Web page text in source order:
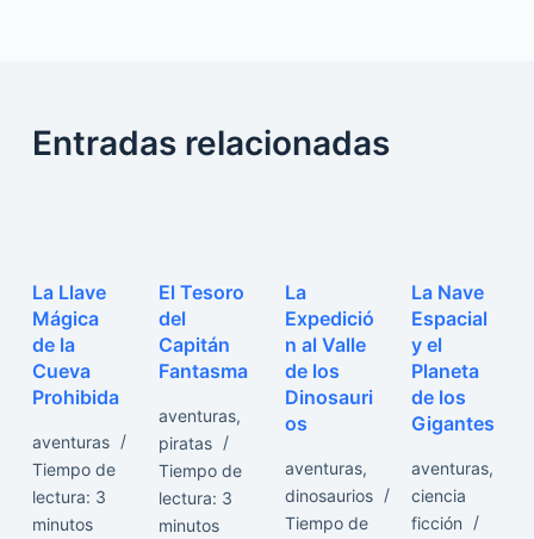
Entradas relacionadas
La Llave
Mágica
de la
Cueva
Prohibida
aventuras
Tiempo de
lectura: 3
minutos
El Tesoro
del
Capitán
Fantasma
aventuras,
piratas
Tiempo de
lectura: 3
minutos
La
Expedició
n al Valle
de los
Dinosauri
os
aventuras,
dinosaurios
Tiempo de
La Nave
Espacial
y el
Planeta
de los
Gigantes
aventuras,
ciencia
ficción